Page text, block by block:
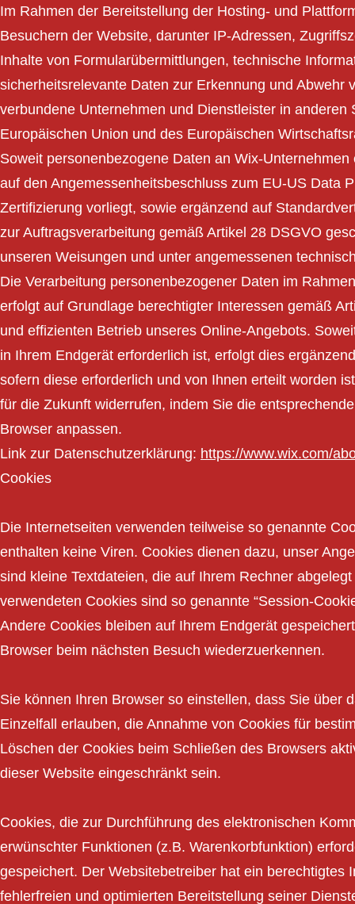
Im Rahmen der Bereitstellung der Hosting- und
Besuchern der Website, darunter IP-Adressen,
Inhalte von Formularübermittlungen, technische
sicherheitsrelevante Daten zur Erkennung und
verbundene Unternehmen und Dienstleister in
Europäischen Union und des Europäischen
Soweit personenbezogene Daten an Wix-
auf den Angemessenheitsbeschluss zum EU-US Data
Zertifizierung vorliegt, sowie ergänzend auf
zur Auftragsverarbeitung gemäß Artikel 28 DSGVO
unseren Weisungen und unter angemessenen
Die Verarbeitung personenbezogener Daten im
erfolgt auf Grundlage berechtigter Interessen gemäß
und effizienten Betrieb unseres Online-Angebots.
in Ihrem Endgerät erforderlich ist, erfolgt dies
sofern diese erforderlich und von Ihnen erteilt worden
für die Zukunft widerrufen, indem Sie die
Browser anpassen.
Link zur Datenschutzerklärung: https://www.wix.com/
Cookies
Die Internetseiten verwenden teilweise so genannte
enthalten keine Viren. Cookies dienen dazu, unser
sind kleine Textdateien, die auf Ihrem Rechner
verwendeten Cookies sind so genannte “Session-
Andere Cookies bleiben auf Ihrem Endgerät
Browser beim nächsten Besuch wiederzuerkennen.
Sie können Ihren Browser so einstellen, dass Sie über
Einzelfall erlauben, die Annahme von Cookies für
Löschen der Cookies beim Schließen des Browsers
dieser Website eingeschränkt sein.
Cookies, die zur Durchführung des elektronischen
erwünschter Funktionen (z.B. Warenkorbfunktion)
gespeichert. Der Websitebetreiber hat ein
fehlerfreien und optimierten Bereitstellung seiner